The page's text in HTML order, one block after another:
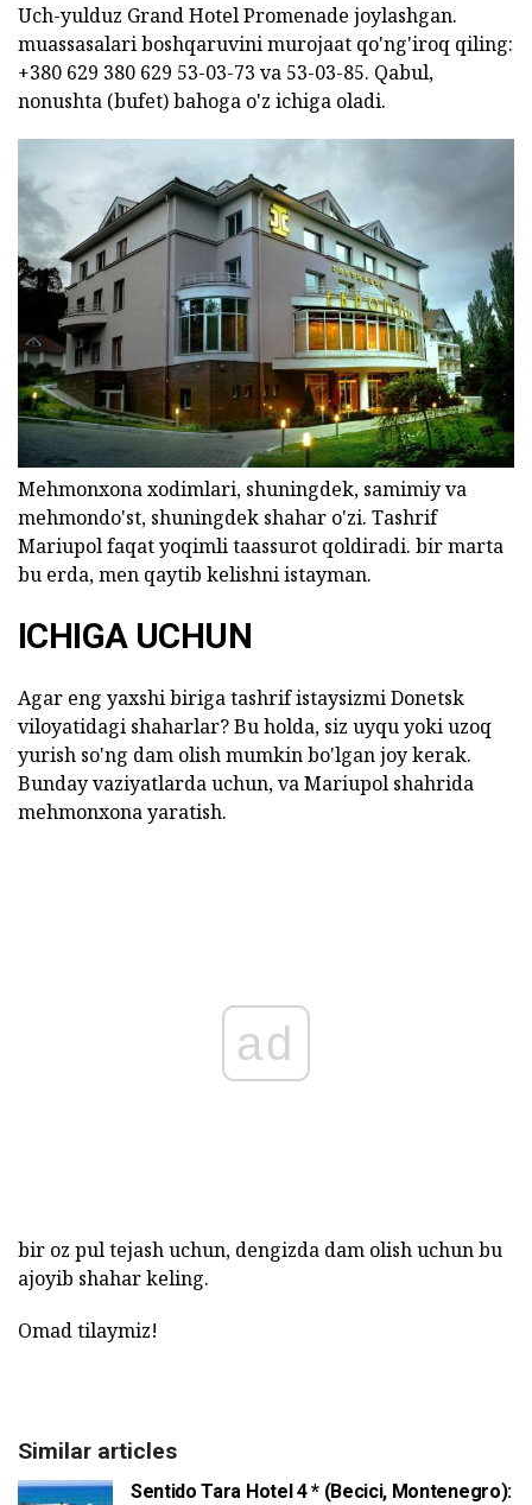
Uch-yulduz Grand Hotel Promenade joylashgan.
muassasalari boshqaruvini murojaat qo'ng'iroq qiling:
+380 629 380 629 53-03-73 va 53-03-85. Qabul,
nonushta (bufet) bahoga o'z ichiga oladi.
Mehmonxona xodimlari, shuningdek, samimiy va
mehmondo'st, shuningdek shahar o'zi. Tashrif
Mariupol faqat yoqimli taassurot qoldiradi. bir marta
bu erda, men qaytib kelishni istayman.
ICHIGA UCHUN
Agar eng yaxshi biriga tashrif istaysizmi Donetsk
viloyatidagi shaharlar? Bu holda, siz uyqu yoki uzoq
yurish so'ng dam olish mumkin bo'lgan joy kerak.
Bunday vaziyatlarda uchun, va Mariupol shahrida
mehmonxona yaratish.
ad
bir oz pul tejash uchun, dengizda dam olish uchun bu
ajoyib shahar keling.
Omad tilaymiz!
Similar articles
Sentido Tara Hotel 4 * (Becici, Montenegro):